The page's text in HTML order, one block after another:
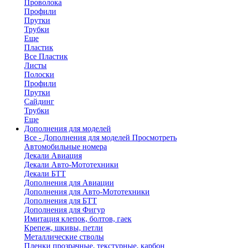
Проволока
Профили
Прутки
Трубки
Еще
Пластик
Все Пластик
Листы
Полоски
Профили
Прутки
Сайдинг
Трубки
Еще
Дополнения для моделей
Все - Дополнения для моделей Просмотреть
Автомобильные номера
Декали Авиация
Декали Авто-Мототехники
Декали БТТ
Дополнения для Авиации
Дополнения для Авто-Мототехники
Дополнения для БТТ
Дополнения для Фигур
Имитация клепок, болтов, гаек
Крепеж, шкивы, петли
Металлические стволы
Пленки прозрачные, текстурные, карбон